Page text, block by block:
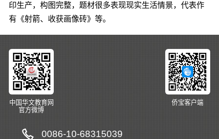
印生产，构图完整，题材很多表现现实生活情景，代表作
有《射箭、收获画像砖》等。
中国华文教育网
官方微博
侨宝客户端
0086-10-68315039